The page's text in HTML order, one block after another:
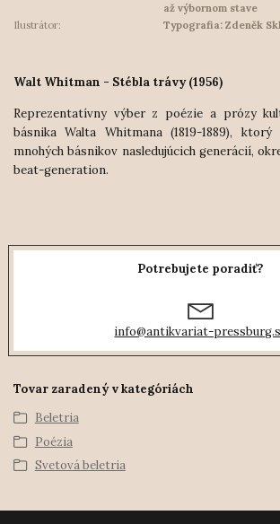
až výbornom stave
Ilustrátor:
Typografia: Zdeněk
Walt Whitman - Stébla trávy (1956)
Reprezentatívny výber z poézie a prózy
básnika Walta Whitmana (1819-1889),
mnohých básnikov nasledujúcich generácií,
beat-generation.
Potrebujete poradiť?
info@antikvariat-
Tovar zaradený v kategóriách
Beletria
Poézia
Svetová beletria